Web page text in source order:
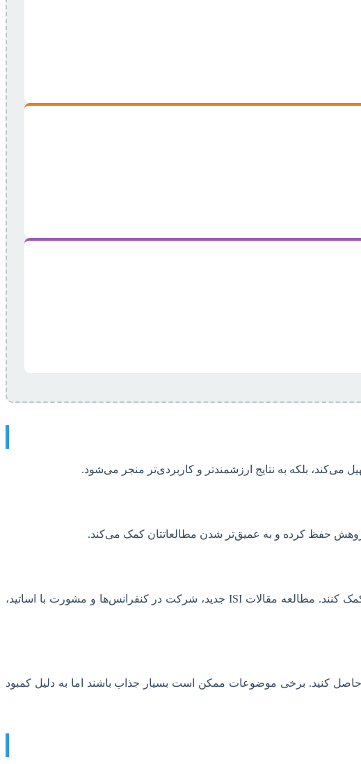
می‌کند، بلکه به نتایج ارزشمندتر و کاربردی‌تر منجر می‌شود.
پژوهش حفظ کرده و به عمیق‌تر شدن مطالعاتتان کمک می‌کند.
به دنبال موضوعاتی باشید که دارای جنبه‌های نوآورانه و بدیع بوده و به حل یک مشکل واقعی در صنعت یا پیشبرد دانش بنیادی کمک کنند. مطالعه مقالات ISI جدید، شرکت در کنفرانس‌ها و مشورت با اساتید،
کنید. برخی موضوعات ممکن است بسیار جذاب باشند اما به دلیل کمبود